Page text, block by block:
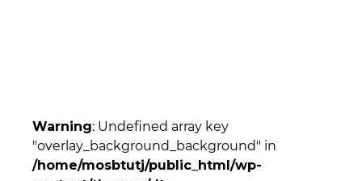
Warning: Undefined array key
"overlay_background_background" in
/home/mosbtutj/public_html/wp-